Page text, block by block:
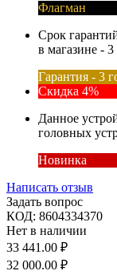
Флагман
Срок
в магазине - 3
Гарантия - 3
Скидка 4%
Данное
головных
Новинка
Написать отзыв
Задать вопрос
КОД: 8604334370
Нет в наличии
33 441.00 ₽
32 000.00 ₽